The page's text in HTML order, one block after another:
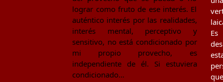
lograr como fruto de ese interés. El
auténtico interés por las realidades,
interés mental, perceptivo y
sensitivo, no está condicionado por
mi propio provecho, es
independiente de él. Si estuviera
condicionado…
Es
que